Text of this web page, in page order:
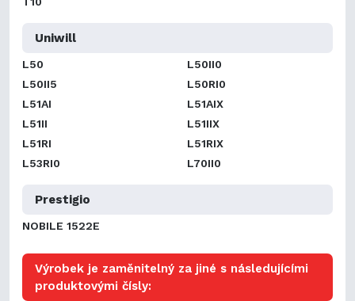
Uniwill
L50
L50II0
L50II5
L50RI0
L51AI
L51AIX
L51II
L51IIX
L51RI
L51RIX
L53RI0
L70II0
Prestigio
NOBILE 1522E
Výrobek je zaměnitelný za jiné s následujícími
produktovými čísly: